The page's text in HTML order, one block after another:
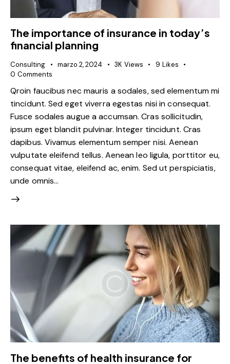
The importance of insurance in today’s
financial planning
Consulting marzo 2, 2024 3K Views 9 Likes
0 Comments
Qroin faucibus nec mauris a sodales, sed elementum mi
tincidunt. Sed eget viverra egestas nisi in consequat.
Fusce sodales augue a accumsan. Cras sollicitudin,
ipsum eget blandit pulvinar. Integer tincidunt. Cras
dapibus. Vivamus elementum semper nisi. Aenean
vulputate eleifend tellus. Aenean leo ligula, porttitor eu,
consequat vitae, eleifend ac, enim. Sed ut perspiciatis,
unde omnis…
The benefits of health insurance for